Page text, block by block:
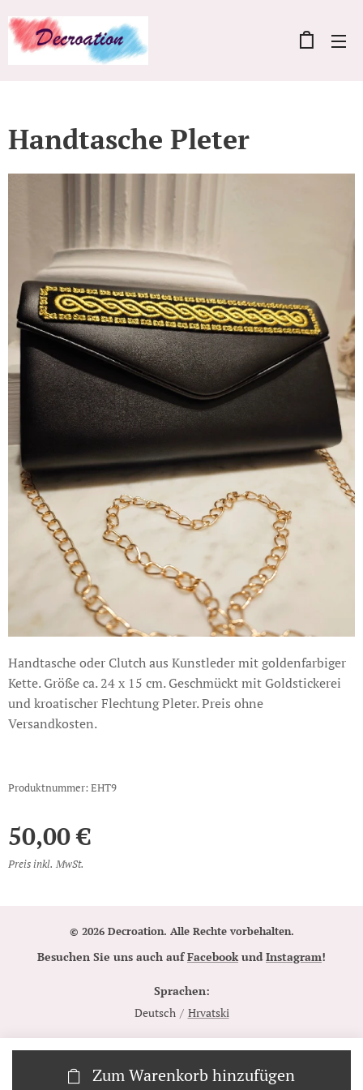
Handtasche Pleter
Handtasche oder Clutch aus Kunstleder mit goldenfarbiger
Kette. Größe ca. 24 x 15 cm. Geschmückt mit Goldstickerei
und kroatischer Flechtung Pleter. Preis ohne
Versandkosten.
Produktnummer: EHT9
50,00€
Preis inkl. MwSt.
Zum Warenkorb hinzufügen
© 2026 Decroation. Alle Rechte vorbehalten.
Besuchen Sie uns auch aufFacebookundInstagram!
Sprachen
Deutsch
Hrvatski